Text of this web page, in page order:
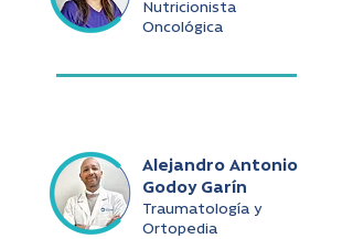
Nutricionista
Oncológica
Alejandro Antonio
Godoy Garín
Traumatología y
Ortopedia